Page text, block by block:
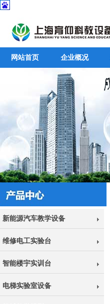
网站首页 企业概况
新能源汽车教学设备
维修电工实验台
智能楼宇实训台
电梯实验室设备